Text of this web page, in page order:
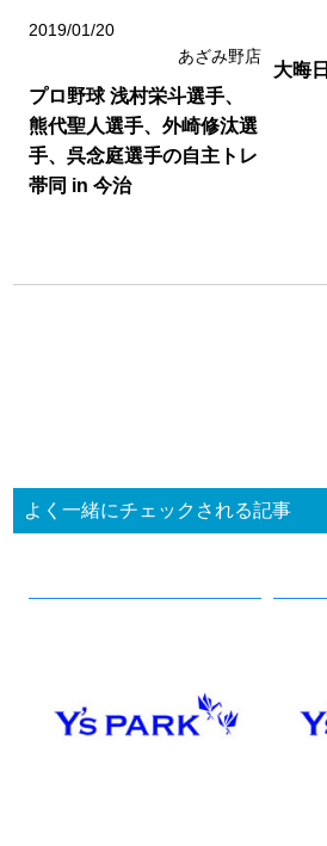
2019/01/20
あざみ野店
プロ野球 浅村栄斗選手、
熊代聖人選手、外崎修汰選
手、呉念庭選手の自主トレ
帯同 in 今治
大晦日
よく一緒にチェックされる記事